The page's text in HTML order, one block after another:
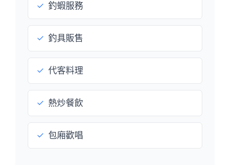
✓ 釣蝦服務
✓ 釣具販售
✓ 代客料理
✓ 熱炒餐飲
✓ 包廂歡唱